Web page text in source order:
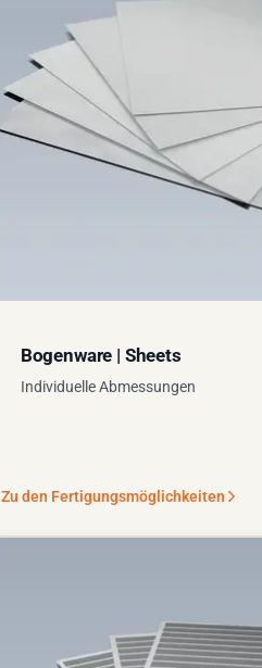
Bogenware | Sheets
Individuelle Abmessungen
Zu den Fertigungsmöglichkeiten